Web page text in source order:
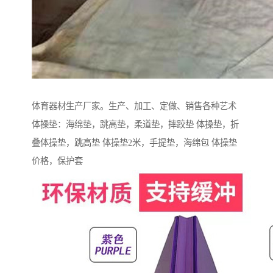
体育器材生产厂家。生产、加工、定做、销售各种艺术
体操垫：海绵垫，跳高垫，柔道垫，摔跤垫 体操垫，折
叠体操垫，跳高垫 体操垫2米，手提垫，海绵包 体操垫
价格，保护套